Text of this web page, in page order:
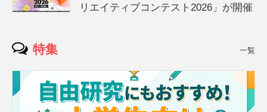
リエイティブコンテスト2026」が開催
特集 一覧